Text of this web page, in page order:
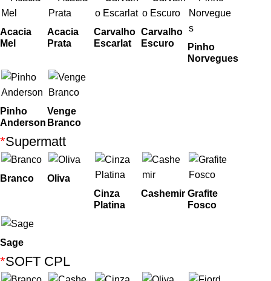
Acacia
Mel
Acacia
Prata
Carvalho
Escarlat
Carvalho
Escuro
Pinho
Norvegues
Pinho
Anderson
Venge
Branco
*Supermatt
Branco
Oliva
Cinza
Platina
Cashemir Grafite
Fosco
Sage
*SOFT CPL